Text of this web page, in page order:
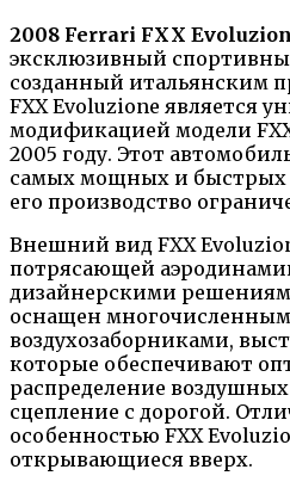
2008 Ferrari FXX
эксклюзивный
созданный итальянским
FXX Evoluzione является
модификацией модели
2005 году. Этот
самых мощных и быстрых
его производство
Внешний вид FXX
потрясающей
дизайнерскими
оснащен
воздухозаборниками,
которые обеспечивают
распределение
сцепление с дорогой.
особенностью FXX
открывающиеся вверх.